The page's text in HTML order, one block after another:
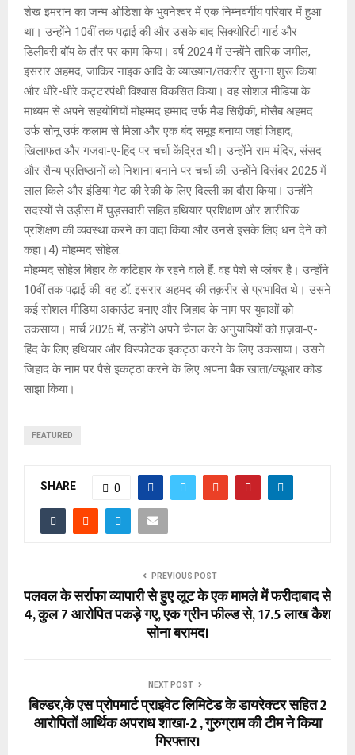
शेख इमरान का जन्म ओडिशा के भुवनेश्वर में एक निम्नवर्गीय परिवार में हुआ
था। उन्होंने 10वीं तक पढ़ाई की और उसके बाद सिक्योरिटी गार्ड और
डिलीवरी बॉय के तौर पर काम किया। वर्ष 2024 में उन्होंने तारिक जमील,
इसरार अहमद, जाकिर नाइक आदि के व्याख्यान/तकरीर सुनना शुरू किया
और धीरे-धीरे कट्टरपंथी विश्वास विकसित किया। वह सोशल मीडिया के
माध्यम से अपने सहयोगियों मोहम्मद हम्माद उर्फ मैड सिद्दीकी, मोसैब अहमद
उर्फ सोनू उर्फ कलाम से मिला और एक बंद समूह बनाया जहां जिहाद,
खिलाफत और गजवा-ए-हिंद पर चर्चा केंद्रित थी। उन्होंने राम मंदिर, संसद
और सैन्य प्रतिष्ठानों को निशाना बनाने पर चर्चा की. उन्होंने दिसंबर 2025 में
लाल किले और इंडिया गेट की रेकी के लिए दिल्ली का दौरा किया। उन्होंने
सदस्यों से उड़ीसा में घुड़सवारी सहित हथियार प्रशिक्षण और शारीरिक
प्रशिक्षण की व्यवस्था करने का वादा किया और उनसे इसके लिए धन देने को
कहा।4) मोहम्मद सोहेल:
मोहम्मद सोहेल बिहार के कटिहार के रहने वाले हैं. वह पेशे से प्लंबर है। उन्होंने
10वीं तक पढ़ाई की. वह डॉ. इसरार अहमद की तक़रीर से प्रभावित थे। उसने
कई सोशल मीडिया अकाउंट बनाए और जिहाद के नाम पर युवाओं को
उकसाया। मार्च 2026 में, उन्होंने अपने चैनल के अनुयायियों को ग़ज़वा-ए-
हिंद के लिए हथियार और विस्फोटक इकट्ठा करने के लिए उकसाया। उसने
जिहाद के नाम पर पैसे इकट्ठा करने के लिए अपना बैंक खाता/क्यूआर कोड
साझा किया।
FEATURED
SHARE 0
PREVIOUS POST
पलवल के सर्राफा व्यापारी से हुए लूट के एक मामले में फरीदाबाद से
4, कुल 7 आरोपित पकड़े गए, एक ग्रीन फील्ड से, 17.5 लाख कैश
सोना बरामद।
NEXT POST
बिल्डर,के एस प्रोपमार्ट प्राइवेट लिमिटेड के डायरेक्टर सहित 2
आरोपितों आर्थिक अपराध शाखा-2 , गुरुग्राम की टीम ने किया
गिरफ्तार।